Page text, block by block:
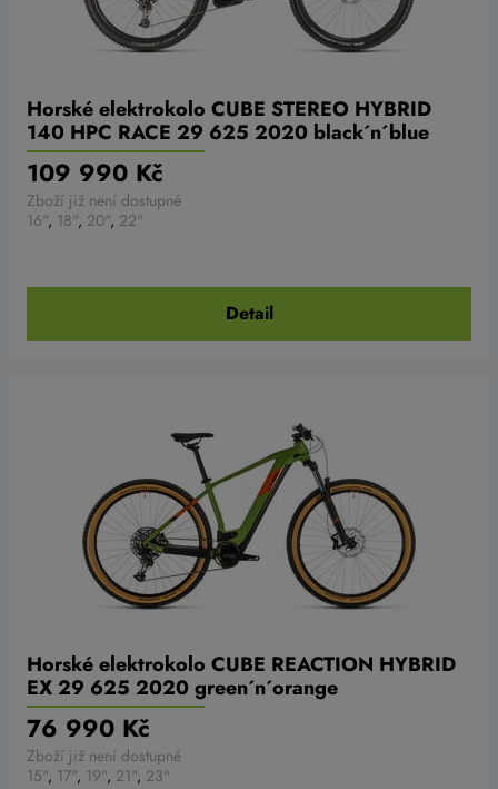
Horské elektrokolo CUBE STEREO HYBRID
140 HPC RACE 29 625 2020 black´n´blue
109 990 Kč
Zboží již není dostupné
16", 18", 20", 22"
Detail
Horské elektrokolo CUBE REACTION HYBRID
EX 29 625 2020 green´n´orange
76 990 Kč
Zboží již není dostupné
15", 17", 19", 21", 23"